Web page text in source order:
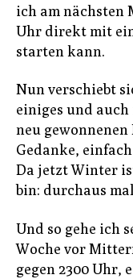
ich am nächsten
Uhr direkt mit
starten kann.
Nun verschiebt
einiges und auch
neu
Gedanke,
Da jetzt Winter
bin: durchaus
Und so gehe ich
Woche vor
gegen 2300 Uhr,